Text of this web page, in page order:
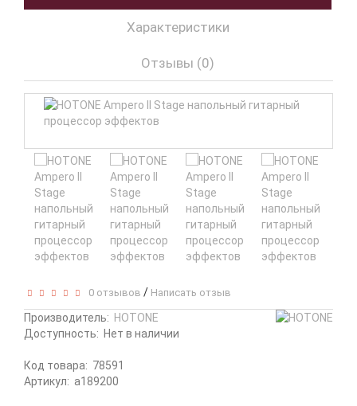
Характеристики
Отзывы (0)
0 отзывов / Написать отзыв
Производитель: HOTONE
Доступность: Нет в наличии
Код товара: 78591
Артикул: a189200